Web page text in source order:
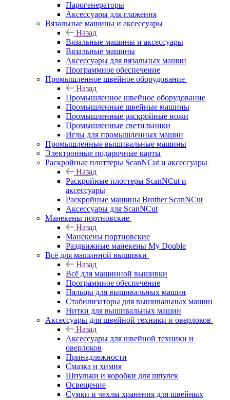
Парогенераторы
Аксессуары для глажения
Вязальные машины и аксессуары
Назад
Вязальные машины и аксессуары
Вязальные машины
Аксессуары для вязальных машин
Программное обеспечение
Промышленное швейное оборудование
Назад
Промышленное швейное оборудование
Промышленные швейные машины
Промышленные раскройные ножи
Промышленные светильники
Иглы для промышленных машин
Промышленные вышивальные машины
Электронные подарочные карты
Раскройные плоттеры ScanNCut и аксессуары
Назад
Раскройные плоттеры ScanNCut и
аксессуары
Раскройные машины Brother ScanNCut
Аксессуары для ScanNCut
Манекены портновские
Назад
Манекены портновские
Раздвижные манекены My Double
Всё для машинной вышивки
Назад
Всё для машинной вышивки
Программное обеспечение
Пяльцы для вышивальных машин
Стабилизаторы для вышивальных машин
Нитки для вышивальных машин
Аксессуары для швейной техники и оверлоков
Назад
Аксессуары для швейной техники и
оверлоков
Принадлежности
Смазка и химия
Шпульки и коробки для шпулек
Освещение
Сумки и чехлы хранения для швейных